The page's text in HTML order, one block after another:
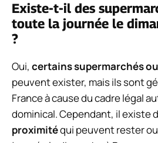
Existe-t-il des
toute la journée le
?
Oui, certains supermarchés
peuvent exister, mais ils sont
France à cause du cadre légal
dominical. Cependant, il existe
proximitéqui peuvent rester